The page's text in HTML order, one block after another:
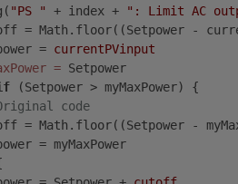
if (getState(id).val > 0) {
batSocID = id
log("batSocID gefunden
}
if (!batSocID || !tibberID) {
log("Fehler bei der
} else {
idOK = true
{
= Setpower + cutoff
= 0
"PS " + index + ": Limit AC
= Math.floor((Setpower -
=
currentPVinput
= Setpower
(Setpower > myMaxPower) {
code
= Math.floor((Setpower -
= myMaxPower